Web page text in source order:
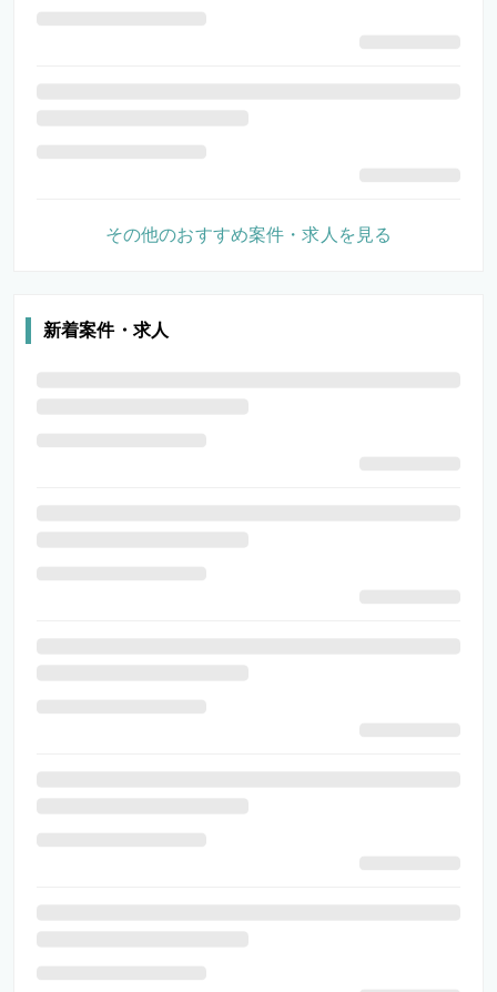
その他のおすすめ案件・求人を見る
新着案件・求人